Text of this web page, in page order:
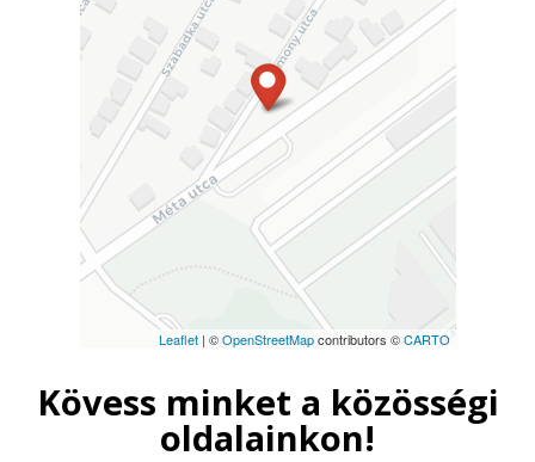
Leaflet| ©OpenStreetMapcontributors ©CARTO
Kövess minket a közösségi
oldalainkon!